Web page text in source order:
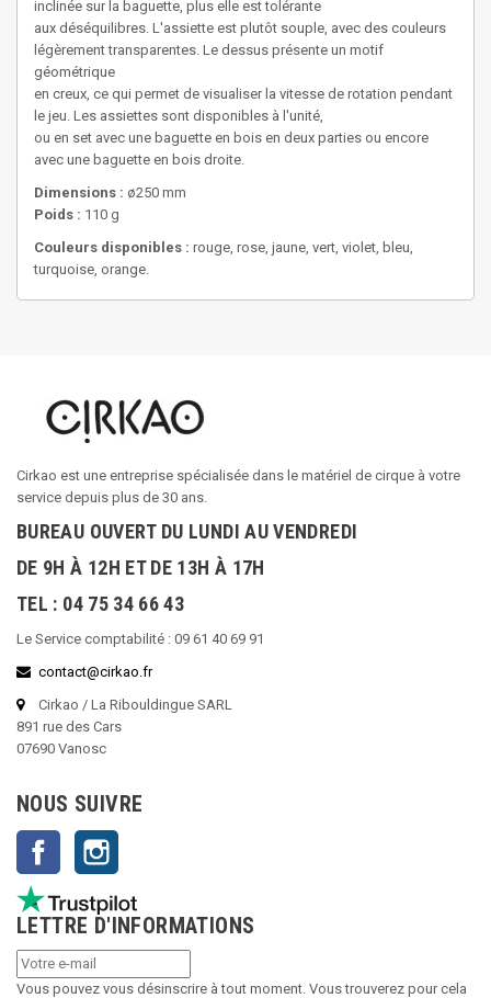
inclinée sur la baguette, plus elle est tolérante
aux déséquilibres. L'assiette est plutôt souple, avec des couleurs
légèrement transparentes. Le dessus présente un motif
géométrique
en creux, ce qui permet de visualiser la vitesse de rotation pendant
le jeu. Les assiettes sont disponibles à l'unité,
ou en set avec une baguette en bois en deux parties ou encore
avec une baguette en bois droite.
Dimensions : ø250 mm
Poids : 110 g
Couleurs disponibles : rouge, rose, jaune, vert, violet, bleu,
turquoise, orange.
Cirkao est une entreprise spécialisée dans le matériel de cirque à votre
service depuis plus de 30 ans.
BUREAU OUVERT DU LUNDI AU VENDREDI
DE 9H À 12H ET DE 13H À 17H
TEL : 04 75 34 66 43
Le Service comptabilité : 09 61 40 69 91
contact@cirkao.fr
Cirkao / La Ribouldingue SARL
891 rue des Cars
07690 Vanosc
NOUS SUIVRE
Facebook
LETTRE D'INFORMATIONS
Vous pouvez vous désinscrire à tout moment. Vous trouverez pour cela